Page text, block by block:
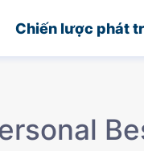
Chiến lược phát